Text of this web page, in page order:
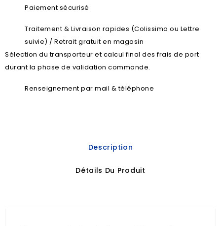
Paiement sécurisé
Traitement & Livraison rapides (Colissimo ou Lettre
suivie) / Retrait gratuit en magasin
Sélection du transporteur et calcul final des frais de port
durant la phase de validation commande.
Renseignement par mail & téléphone
Description
Détails Du Produit